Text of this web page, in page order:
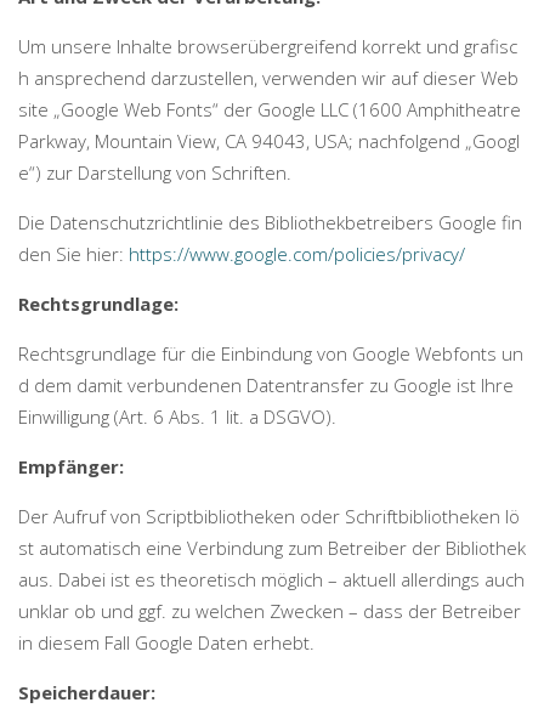
Um unsere Inhalte browserübergreifend korrekt und grafisc
h ansprechend darzustellen, verwenden wir auf dieser Web
site „Google Web Fonts“ der Google LLC (1600 Amphitheatre
Parkway, Mountain View, CA 94043, USA; nachfolgend „Googl
e“) zur Darstellung von Schriften.
Die Datenschutzrichtlinie des Bibliothekbetreibers Google fin
den Sie hier: https://www.google.com/policies/privacy/
Rechtsgrundlage:
Rechtsgrundlage für die Einbindung von Google Webfonts un
d dem damit verbundenen Datentransfer zu Google ist Ihre
Einwilligung (Art. 6 Abs. 1 lit. a DSGVO).
Empfänger:
Der Aufruf von Scriptbibliotheken oder Schriftbibliotheken lö
st automatisch eine Verbindung zum Betreiber der Bibliothek
aus. Dabei ist es theoretisch möglich – aktuell allerdings auch
unklar ob und ggf. zu welchen Zwecken – dass der Betreiber
in diesem Fall Google Daten erhebt.
Speicherdauer: